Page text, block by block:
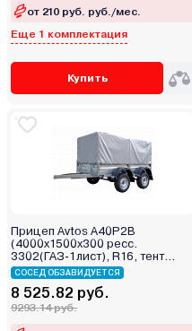
от 210 руб. руб./мес.
Еще 1 комплектация
Купить
Прицеп Avtos A40P2B
(4000х1500х300 ресс.
3302(ГАЗ-1лист), R16, тент
800мм 2ос)
СОСЕД ОБЗАВИДУЕТСЯ
8 525.82 руб.
9293.14 руб.